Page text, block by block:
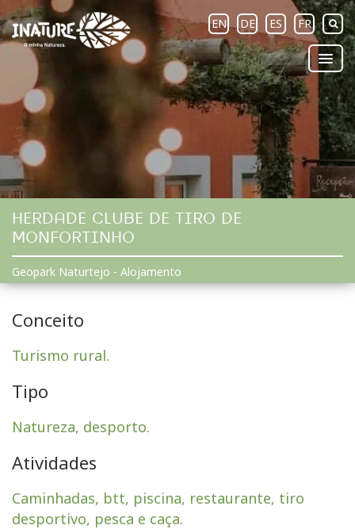
EN DE ES FR
HERDADE CLUBE DE TIRO DE
MONFORTINHO
Geopark Naturtejo - Alojamento
Conceito
Turismo rural.
Tipo
Natureza, desporto.
Atividades
Caminhadas, btt, piscina, restaurante, tiro
desportivo, pesca e caça.